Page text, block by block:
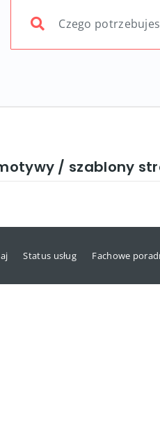
/ szablony
Status usług Fachowe